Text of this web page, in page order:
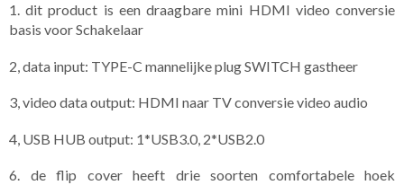
1. dit product is een draagbare mini HDMI video conversie
basis voor Schakelaar
2, data input: TYPE-C mannelijke plug SWITCH gastheer
3, video data output: HDMI naar TV conversie video audio
4, USB HUB output: 1*USB3.0, 2*USB2.0
6. de flip cover heeft drie soorten comfortabele hoek